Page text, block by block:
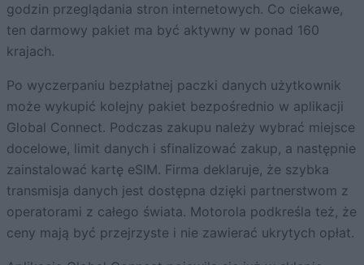
godzin przeglądania stron internetowych. Co ciekawe,
ten darmowy pakiet ma być aktywny w ponad 160
krajach.
Po wyczerpaniu bezpłatnej paczki danych użytkownik
może wykupić kolejny pakiet bezpośrednio w aplikacji
Global Connect. Podczas zakupu należy wybrać miejsce
docelowe, limit danych i sfinalizować zakup, a następnie
zainstalować kartę eSIM. Firma deklaruje, że szybka
transmisja danych jest dostępna dzięki partnerstwom z
operatorami z całego świata. Motorola podkreśla też, że
ceny mają być przejrzyste i nie zawierać ukrytych opłat.